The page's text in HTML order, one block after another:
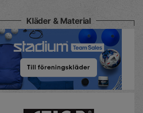
Kläder & Material